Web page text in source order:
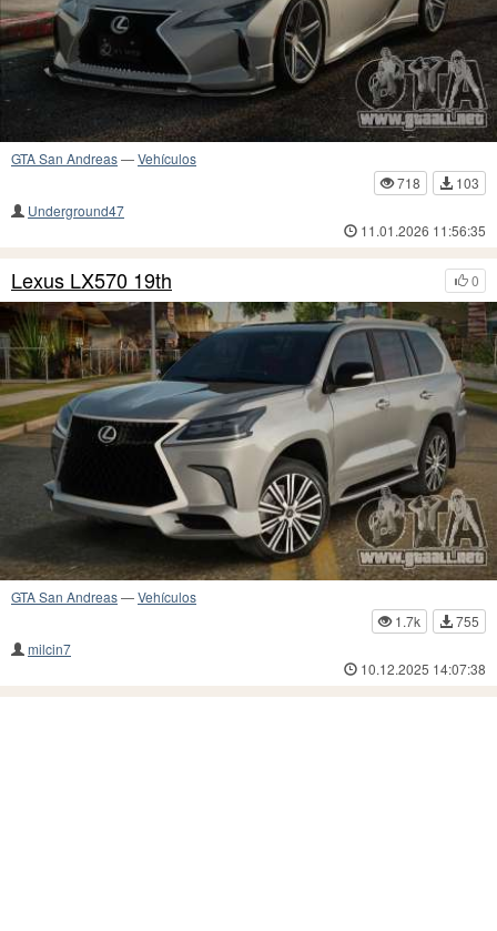
GTA San Andreas—Vehículos
718
103
Underground47
11.01.2026 11:56:35
0
Lexus LX570 19th
GTA San Andreas—Vehículos
1.7k
755
milcin7
10.12.2025 14:07:38